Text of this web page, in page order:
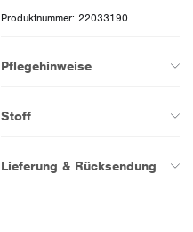
Produktnummer: 22033190
Pflegehinweise
Stoff
Lieferung & Rücksendung